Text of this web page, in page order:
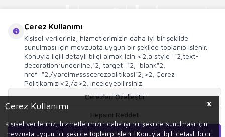
X
Çerez Kullanımı
Kişisel verileriniz, hizmetlerimizin daha iyi bir şekilde sunulması için
mevzuata uygun bir şekilde toplanıp işlenir. Konuyla ilgili detaylı bilgi
E-TicaretSistemleriyle Hazırlanmıştır.
Çerez Kullanımı
Kişisel verileriniz, hizmetlerimizin daha iyi bir şekilde
sunulması için mevzuata uygun bir şekilde toplanıp işlenir.
Konuyla ilgili detaylı bilgi almak için <2;a style="2;text-
decoration:underline;"2; target="2;_blank"2;
href="2;/yardim#ssscerezpolitikasi"2;>2; Çerez
Politikamızı<2;/a>2; inceleyebilirsiniz.
Çerezleri Özelleştir
Hepsini Reddet
Hepsini Kabul Et